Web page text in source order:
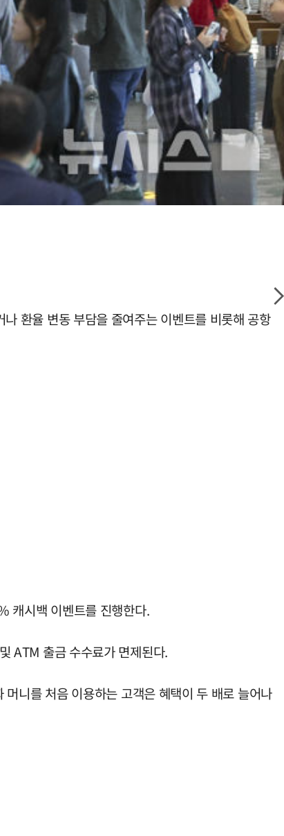
환율 변동 부담을 줄여주는 이벤트를 비롯해 공항
캐시백 이벤트를 진행한다.
ATM 출금 수수료가 면제된다.
니를 처음 이용하는 고객은 혜택이 두 배로 늘어나